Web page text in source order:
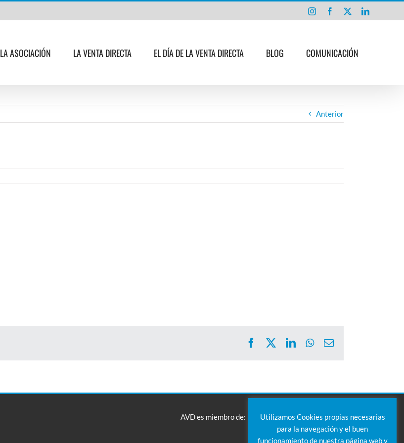
InstagramFacebook LinkedIn
LA ASOCIACIÓN LA VENTA DIRECTA EL DÍA DE LA VENTA DIRECTA BLOG COMUNICACIÓN
Anterior
FacebookLinkedInWhatsApp
Correo
AVD es miembro de:
Utilizamos Cookies propias necesarias
para la navegación y el buen
funcionamiento de nuestra página web y